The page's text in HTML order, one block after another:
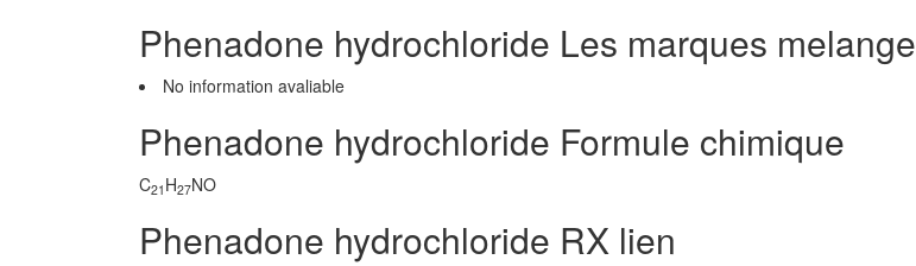
Phenadone hydrochloride Les marques melange
No information avaliable
Phenadone hydrochloride Formule chimique
C21 H27NO
Phenadone hydrochloride RX lien